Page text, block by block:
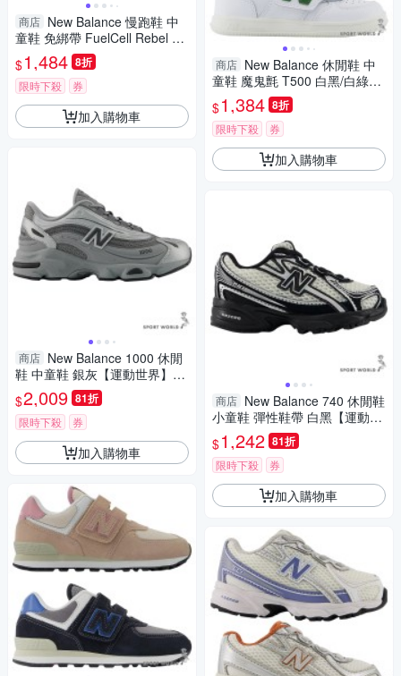
商店 New Balance 慢跑鞋 中
童鞋 免綁帶 FuelCell Rebel 黑/
綠【運動世界】PFCX8P5-W/P
FCX7Z6-W
$1,484 8折
限時下殺 券
加入購物車
商店 New Balance 1000 休閒
鞋 中童鞋 銀灰【運動世界】P1
0002HL-W
$2,009 81折
限時下殺 券
加入購物車
商店 New Balance 休閒鞋 中
童鞋 魔鬼氈 T500 白黑/白綠
【運動世界】PHT500CA-M/P
HT500CC-M
$1,384 8折
限時下殺 券
加入購物車
商店 New Balance 740 休閒鞋
小童鞋 彈性鞋帶 白黑【運動世
界】I7404RZ-W
$1,242 81折
限時下殺 券
加入購物車